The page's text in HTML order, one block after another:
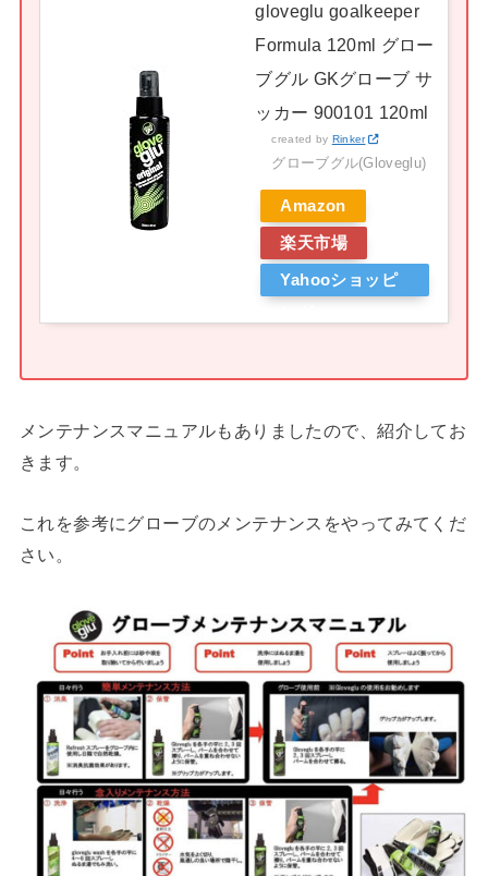
gloveglu goalkeeper
Formula 120ml グロー
ブグル GKグローブ サ
ッカー 900101 120ml
created by Rinker
グローブグル(Gloveglu)
Amazon
楽天市場
Yahooショッピ
メンテナンスマニュアルもありましたので、紹介してお
きます。
これを参考にグローブのメンテナンスをやってみてくだ
さい。